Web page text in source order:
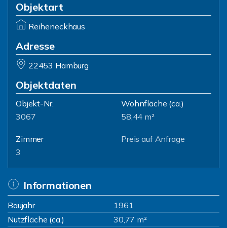
Objektart
Reiheneckhaus
Adresse
22453 Hamburg
Objektdaten
Objekt-Nr.
3067
Wohnfläche (ca.)
58,44 m²
Zimmer
3
Preis auf Anfrage
Informationen
Baujahr
1961
Nutzfläche (ca.)
30,77 m²